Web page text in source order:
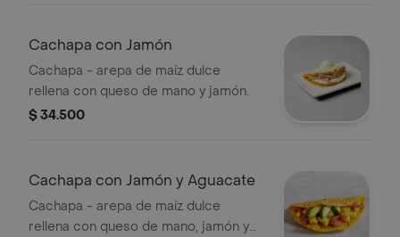
Cachapa con Jamón
Cachapa - arepa de maíz dulce
rellena con queso de mano y jamón.
$ 34.500
Cachapa con Jamón y Aguacate
Cachapa - arepa de maíz dulce
rellena con queso de mano, jamón y